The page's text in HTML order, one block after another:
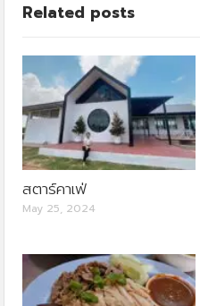
Related posts
สตาร์คาเฟ่
May 25, 2024